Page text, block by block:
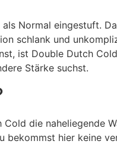
Normal eingestuft.
schlank und
ist Double Dutch
Stärke suchst.
die naheliegende
hier keine